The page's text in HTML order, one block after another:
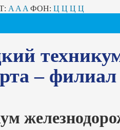
A A A ФОН: Ц Ц Ц Ц
–